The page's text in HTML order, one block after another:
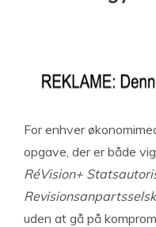
For enhver
opgave, der er både
RéVision+
uden at gå på